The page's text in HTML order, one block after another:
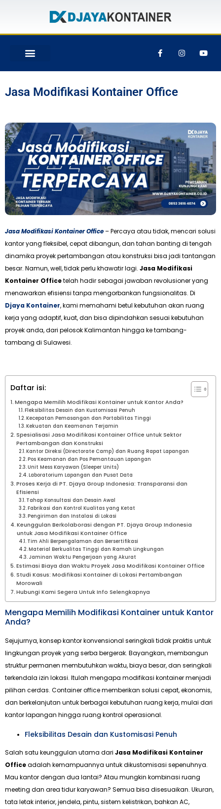
Jasa Modifikasi Kontainer Office
Jasa Modifikasi Kontainer Office– Percaya atau tidak, mencari solusi
kantor yang fleksibel, cepat dibangun, dan tahan banting di tengah
dinamika proyek pertambangan atau konstruksi bisa jadi tantangan
besar. Namun, well, tidak perlu khawatir lagi. Jasa Modifikasi
Kontainer Officetelah hadir sebagai jawaban revolusioner yang
menawarkan efisiensi tanpa mengorbankan fungsionalitas. Di
Djaya Kontainer, kami memahami betul kebutuhan akan ruang
kerja yang adaptif, kuat, dan bisa dipindahkan sesuai kebutuhan
proyek anda, dari pelosok Kalimantan hingga ke tambang-
tambang di Sulawesi.
Daftar isi:
Mengapa Memilih Modifikasi Kontainer untuk Kantor Anda?
Fleksibilitas Desain dan Kustomisasi Penuh
Kecepatan Pemasangan dan Portabilitas Tinggi
Kekuatan dan Keamanan Terjamin
Spesialisasi Jasa Modifikasi Kontainer Office untuk Sektor
Pertambangan dan Konstruksi
Kantor Direksi (Directorate Camp) dan Ruang Rapat Lapangan
Pos Keamanan dan Pos Pemantauan Lapangan
Unit Mess Karyawan (Sleeper Units)
Laboratorium Lapangan dan Pusat Data
Proses Kerja di PT. Djaya Group Indonesia: Transparansi dan
Efisiensi
Tahap Konsultasi dan Desain Awal
Fabrikasi dan Kontrol Kualitas yang Ketat
Pengiriman dan Instalasi di Lokasi
Keunggulan Berkolaborasi dengan PT. Djaya Group Indonesia
untuk Jasa Modifikasi Kontainer Office
Tim Ahli Berpengalaman dan Bersertifikasi
Material Berkualitas Tinggi dan Ramah Lingkungan
Jaminan Waktu Pengerjaan yang Akurat
Estimasi Biaya dan Waktu Proyek Jasa Modifikasi Kontainer Office
Studi Kasus: Modifikasi Kontainer di Lokasi Pertambangan
Morowali
Hubungi Kami Segera Untuk Info Selengkapnya
Mengapa Memilih Modifikasi Kontainer untuk Kantor
Anda?
Sejujurnya, konsep kantor konvensional seringkali tidak praktis untuk
lingkungan proyek yang serba bergerak. Bayangkan, membangun
struktur permanen membutuhkan waktu, biaya besar, dan seringkali
terkendala izin lokasi. Itulah mengapa modifikasi kontainer menjadi
pilihan cerdas. Container office memberikan solusi cepat, ekonomis,
dan berkelanjutan untuk berbagai kebutuhan ruang kerja, mulai dari
kantor lapangan hingga ruang kontrol operasional.
Fleksibilitas Desain dan Kustomisasi Penuh
Salah satu keunggulan utama dari Jasa Modifikasi Kontainer
Officeadalah kemampuannya untuk dikustomisasi sepenuhnya.
Mau kantor dengan dua lantai? Atau mungkin kombinasi ruang
meeting dan area tidur karyawan? Semua bisa disesuaikan. Ukuran,
tata letak interior, jendela, pintu, sistem kelistrikan, bahkan AC,